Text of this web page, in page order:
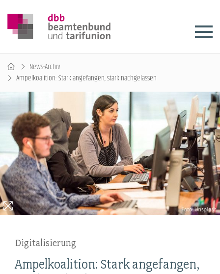
News-Archiv
Ampelkoalition: Stark angefangen, stark nachgelassen
Digitalisierung
Ampelkoalition: Stark angefangen,